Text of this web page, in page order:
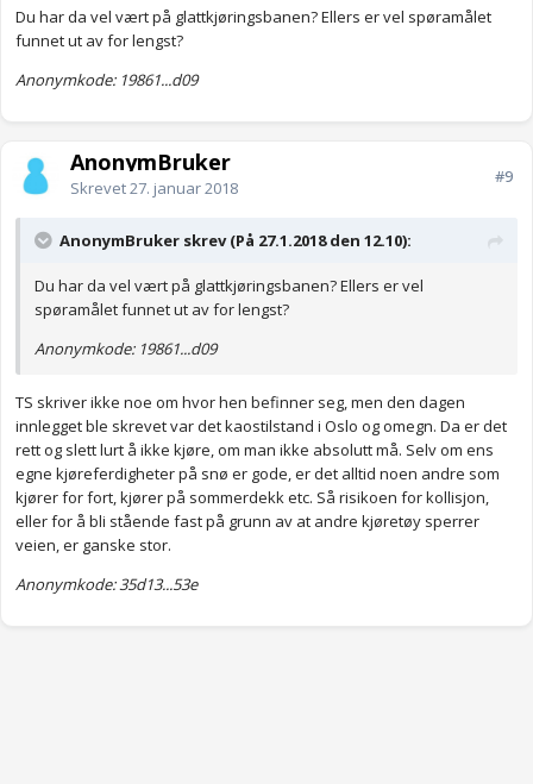
Du har da vel vært på glattkjøringsbanen? Ellers er vel spøramålet
funnet ut av for lengst?
Anonymkode: 19861...d09
AnonymBruker
Skrevet27. januar 2018
#9
AnonymBruker skrev (På 27.1.2018 den 12.10):
Du har da vel vært på glattkjøringsbanen? Ellers er vel
spøramålet funnet ut av for lengst?
Anonymkode: 19861...d09
TS skriver ikke noe om hvor hen befinner seg, men den dagen
innlegget ble skrevet var det kaostilstand i Oslo og omegn. Da er det
rett og slett lurt å ikke kjøre, om man ikke absolutt må. Selv om ens
egne kjøreferdigheter på snø er gode, er det alltid noen andre som
kjører for fort, kjører på sommerdekk etc. Så risikoen for kollisjon,
eller for å bli stående fast på grunn av at andre kjøretøy sperrer
veien, er ganske stor.
Anonymkode: 35d13...53e